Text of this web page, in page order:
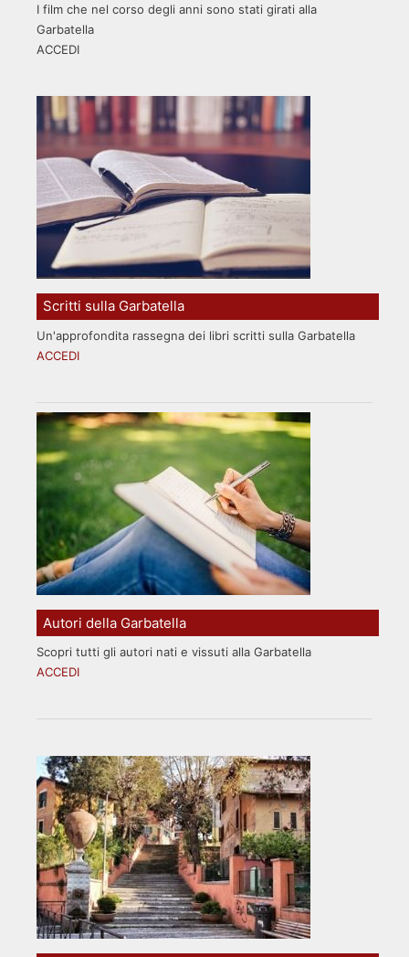
I film che nel corso degli anni sono stati girati alla
Garbatella
ACCEDI
Scritti sulla Garbatella
Un'approfondita rassegna dei libri scritti sulla Garbatella
ACCEDI
Autori della Garbatella
Scopri tutti gli autori nati e vissuti alla Garbatella
ACCEDI